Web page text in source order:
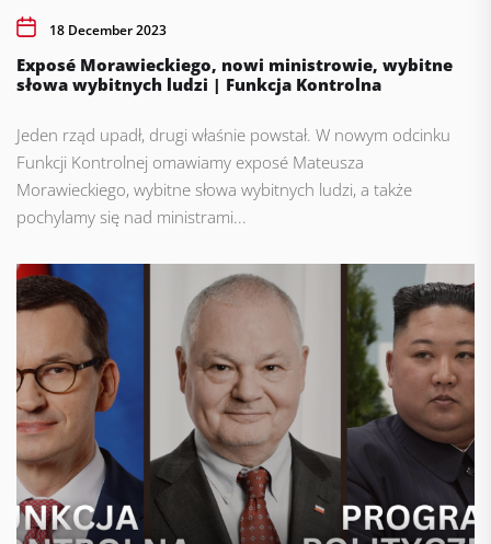
18 December 2023
Exposé Morawieckiego, nowi ministrowie, wybitne
słowa wybitnych ludzi | Funkcja Kontrolna
Jeden rząd upadł, drugi właśnie powstał. W nowym odcinku
Funkcji Kontrolnej omawiamy exposé Mateusza
Morawieckiego, wybitne słowa wybitnych ludzi, a także
pochylamy się nad ministrami...